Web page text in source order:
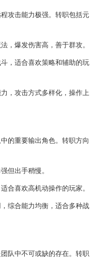
攻击能力极强。转职包括元
，爆发伤害高，善于群攻。
，适合喜欢策略和辅助的玩
，攻击方式多样化，操作上
的重要输出角色。转职方向
但出手稍慢。
合喜欢高机动操作的玩家。
综合能力均衡，适合多种战
队中不可或缺的存在。转职